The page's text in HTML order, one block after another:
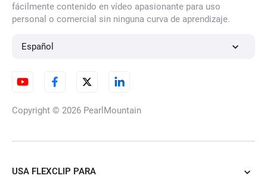
fácilmente contenido en vídeo apasionante para uso
personal o comercial sin ninguna curva de aprendizaje.
Español
Copyright © 2026 PearlMountain
USA FLEXCLIP PARA